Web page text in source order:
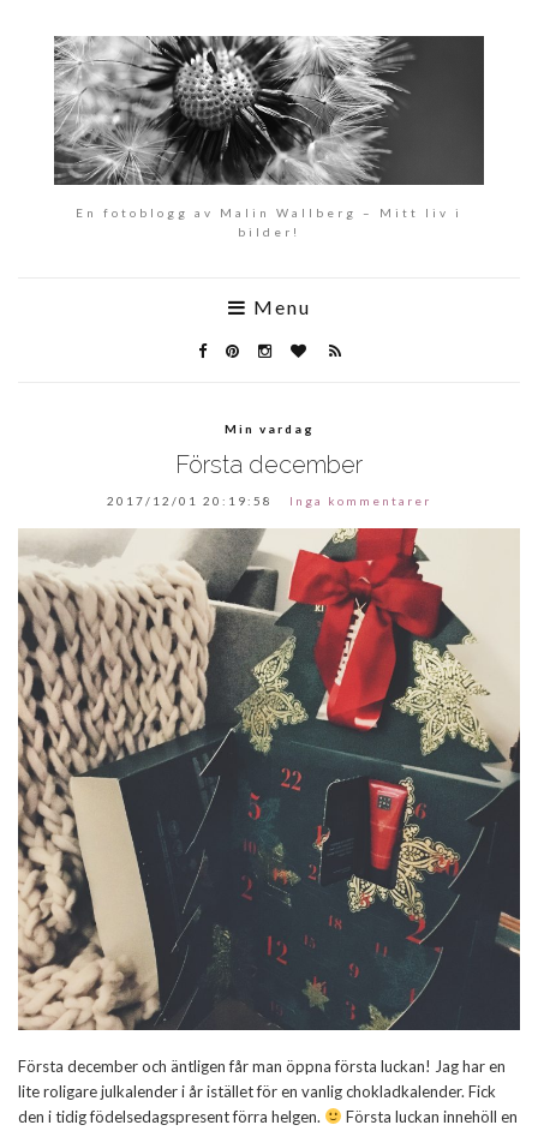
En fotoblogg av Malin Wallberg – Mitt liv i
bilder!
Menu
Min vardag
Första december
2017/12/01 20:19:58 Inga kommentarer
Första december och äntligen får man öppna första luckan! Jag har en
lite roligare julkalender i år istället för en vanlig chokladkalender. Fick
den i tidig födelsedagspresent förra helgen.
Första luckan innehöll en